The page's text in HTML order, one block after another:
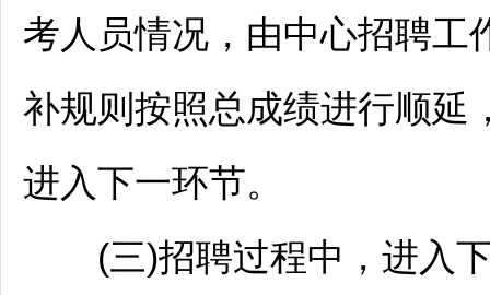
考人员情况，由中心招聘工
补规则按照总成绩进行顺延
进入下一环节。
(三)招聘过程中，进入